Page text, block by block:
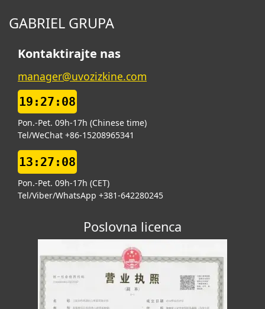
GABRIEL GRUPA
Kontaktirajte nas
manager@uvozizkine.com
19:27:09
Pon.-Pet. 09h-17h (Chinese time)
Tel/WeChat +86-15208965341
13:27:09
Pon.-Pet. 09h-17h (CET)
Tel/Viber/WhatsApp +381-642280245
Poslovna licenca